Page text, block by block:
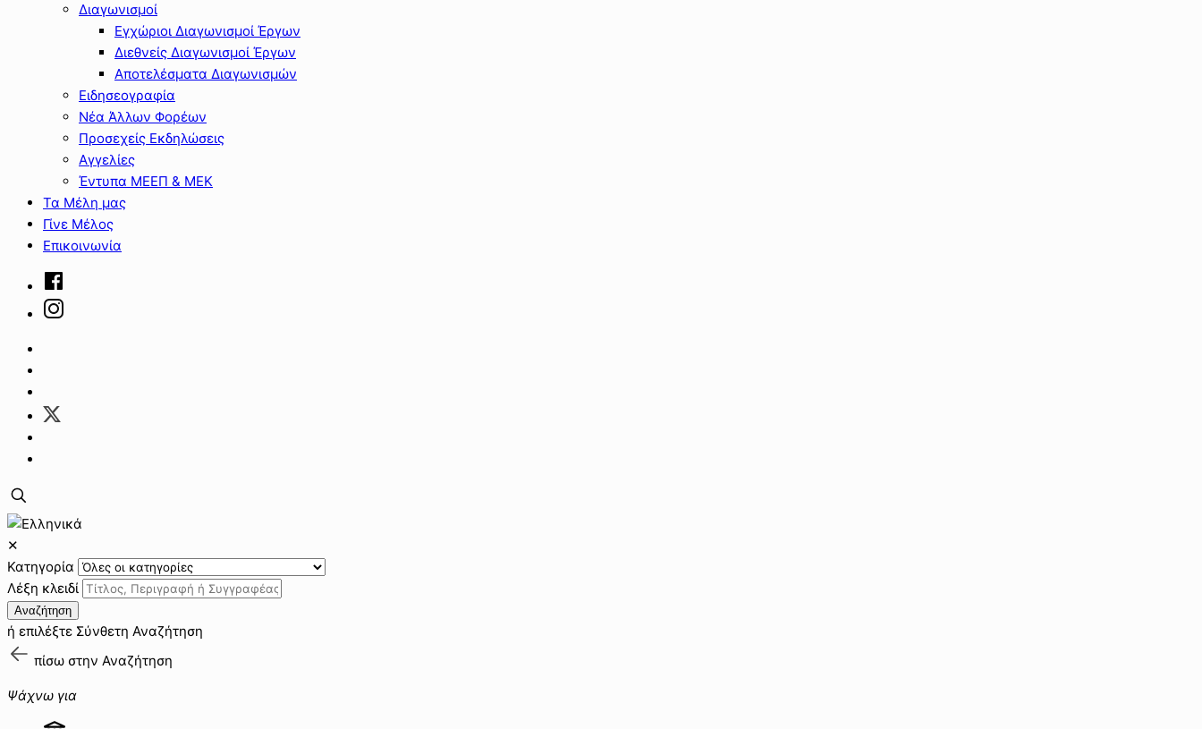
Διαγωνισμοί
Εγχώριοι Διαγωνισμοί Έργων
Διεθνείς Διαγωνισμοί Έργων
Αποτελέσματα Διαγωνισμών
Ειδησεογραφία
Νέα Άλλων Φορέων
Προσεχείς Εκδηλώσεις
Αγγελίες
Έντυπα ΜΕΕΠ & ΜΕΚ
Τα Μέλη μας
Γίνε Μέλος
Επικοινωνία
✕
Κατηγορία
Λέξη κλειδί
Αναζήτηση
ή επιλέξτε Σύνθετη Αναζήτηση
πίσω στην Αναζήτηση
Ψάχνω για